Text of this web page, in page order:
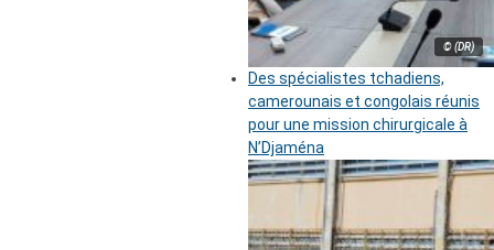
© (DR)
Des spécialistes tchadiens,
camerounais et congolais réunis
pour une mission chirurgicale à
N’Djaména